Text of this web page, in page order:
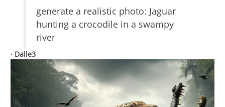
generate a realistic photo: Jaguar
hunting a crocodile in a swampy
river
· Dalle3